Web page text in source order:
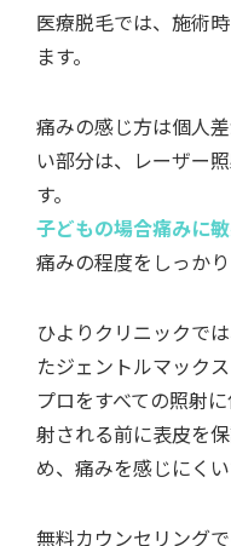
医療脱毛では、施術
ます。
痛みの感じ方は個人
い部分は、レーザー
す。
子どもの場合痛みに
痛みの程度をしっか
ひよりクリニックで
たジェントルマック
プロをすべての照射
射される前に表皮を
め、痛みを感じにくい
無料カウンセリング